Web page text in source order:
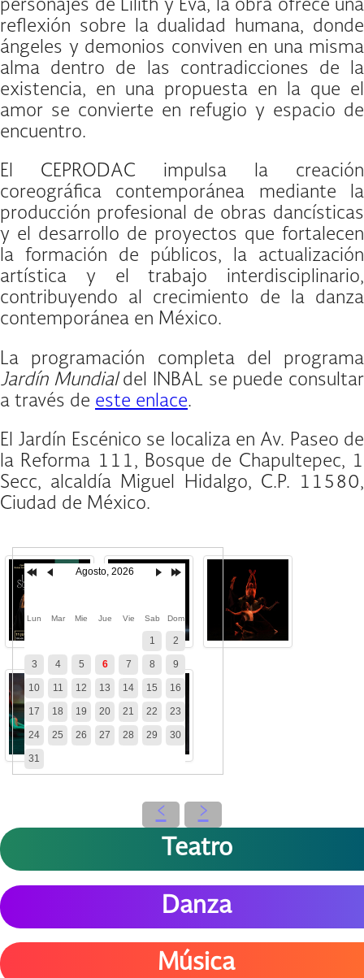
personajes de Lilith y Eva, la obra ofrece una
reflexión sobre la dualidad humana, donde
ángeles y demonios conviven en una misma
alma dentro de las contradicciones de la
existencia, en una propuesta en la que el
amor se convierte en refugio y espacio de
encuentro.
El CEPRODAC impulsa la creación
coreográfica contemporánea mediante la
producción profesional de obras dancísticas
y el desarrollo de proyectos que fortalecen
la formación de públicos, la actualización
artística y el trabajo interdisciplinario,
contribuyendo al crecimiento de la danza
contemporánea en México.
La programación completa del programa
Jardín Mundialdel INBAL se puede consultar
a través de este enlace.
El Jardín Escénico se localiza en Av. Paseo de
la Reforma 111, Bosque de Chapultepec, 1
Secc, alcaldía Miguel Hidalgo, C.P. 11580,
Ciudad de México.
‹ ›
Agosto, 2026
Lun Mar Mie Jue Vie Sab Dom
1 2
3 4 5 6 7 8 9
10 11 12 13 14 15 16
17 18 19 20 21 22 23
24 25 26 27 28 29 30
31
Teatro
Danza
Música